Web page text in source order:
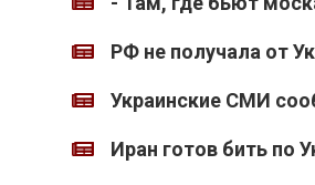
РФ не получала от
Украинские СМИ
Иран готов бить по